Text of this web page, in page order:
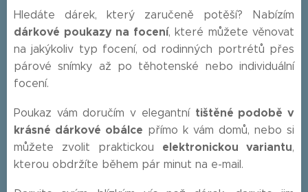
Hledáte dárek, který zaručeně potěší? Nabízím
dárkové poukazy na focení, které můžete věnovat
na jakýkoliv typ focení, od rodinných portrétů přes
párové snímky až po těhotenské nebo individuální
focení.
Poukaz vám doručím v elegantní tištěné podobě v
krásné dárkové obálce přímo k vám domů, nebo si
můžete zvolit praktickou elektronickou variantu,
kterou obdržíte během pár minut na e-mail.